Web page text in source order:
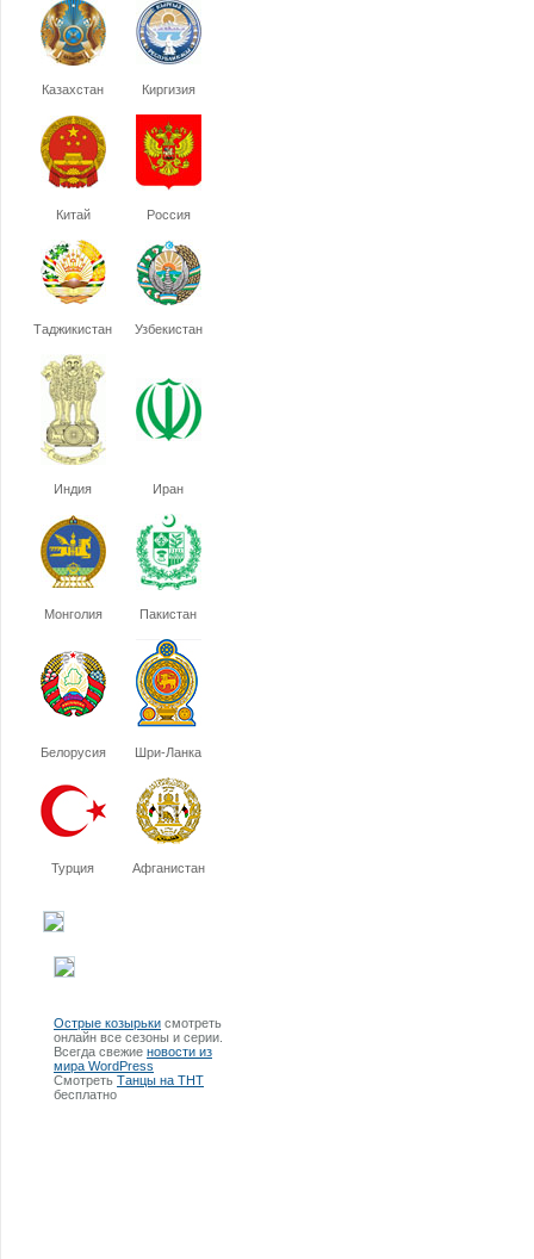
Казахстан Киргизия
Китай Россия
Таджикистан Узбекистан
Индия Иран
Монголия Пакистан
Белорусия Шри-Ланка
Турция Афганистан
Острые козырьки смотреть
онлайн все сезоны и серии.
Всегда свежие новости из
мира WordPress
Смотреть Танцы на ТНТ
бесплатно